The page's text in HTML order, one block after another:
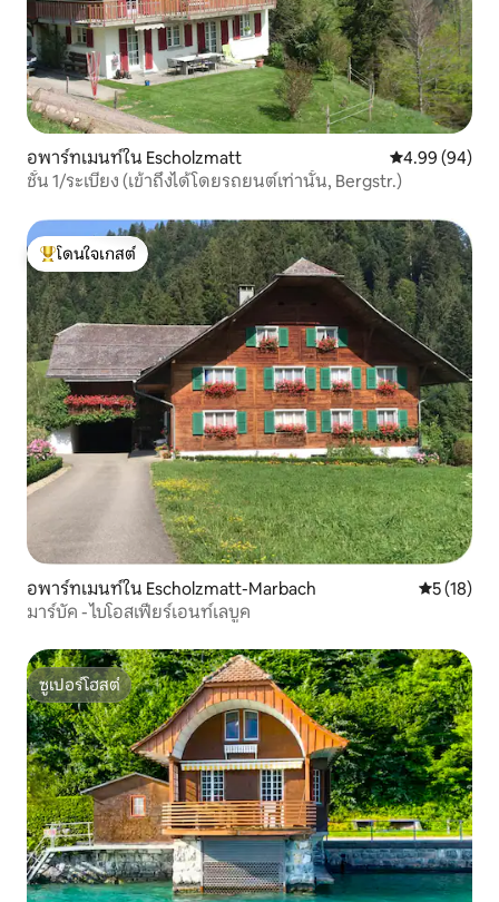
อพาร์ทเมนท์ใน Escholzmatt คะแนนเฉลี่ย
4.99 (94)
ชั้น 1/ระเบียง (เข้าถึงได้โดยรถยนต์เท่านั้น, Bergstr.)
โดนใจเกสต์ที่สุด
โดนใจเกสต์
อพาร์ทเมนท์ใน Escholzmatt-Marbach คะแนนเฉลี่
5 (18)
มาร์บัค - ไบโอสเฟียร์เอนท์เลบูค
ซูเปอร์โฮสต์
ซูเปอร์โฮสต์